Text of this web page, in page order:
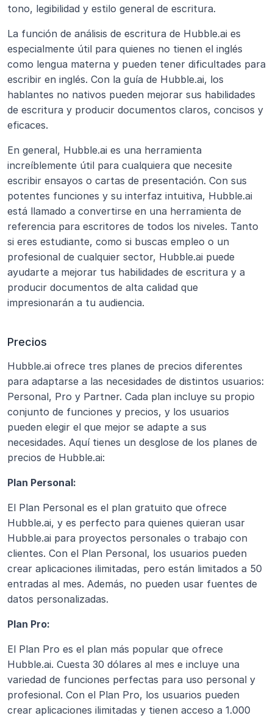
tono, legibilidad y estilo general de escritura.
La función de análisis de escritura de Hubble.ai es
especialmente útil para quienes no tienen el inglés
como lengua materna y pueden tener dificultades para
escribir en inglés. Con la guía de Hubble.ai, los
hablantes no nativos pueden mejorar sus habilidades
de escritura y producir documentos claros, concisos y
eficaces.
En general, Hubble.ai es una herramienta
increíblemente útil para cualquiera que necesite
escribir ensayos o cartas de presentación. Con sus
potentes funciones y su interfaz intuitiva, Hubble.ai
está llamado a convertirse en una herramienta de
referencia para escritores de todos los niveles. Tanto
si eres estudiante, como si buscas empleo o un
profesional de cualquier sector, Hubble.ai puede
ayudarte a mejorar tus habilidades de escritura y a
producir documentos de alta calidad que
impresionarán a tu audiencia.
Precios
Hubble.ai ofrece tres planes de precios diferentes
para adaptarse a las necesidades de distintos usuarios:
Personal, Pro y Partner. Cada plan incluye su propio
conjunto de funciones y precios, y los usuarios
pueden elegir el que mejor se adapte a sus
necesidades. Aquí tienes un desglose de los planes de
precios de Hubble.ai:
Plan Personal:
El Plan Personal es el plan gratuito que ofrece
Hubble.ai, y es perfecto para quienes quieran usar
Hubble.ai para proyectos personales o trabajo con
clientes. Con el Plan Personal, los usuarios pueden
crear aplicaciones ilimitadas, pero están limitados a 50
entradas al mes. Además, no pueden usar fuentes de
datos personalizadas.
Plan Pro:
El Plan Pro es el plan más popular que ofrece
Hubble.ai. Cuesta 30 dólares al mes e incluye una
variedad de funciones perfectas para uso personal y
profesional. Con el Plan Pro, los usuarios pueden
crear aplicaciones ilimitadas y tienen acceso a 1.000